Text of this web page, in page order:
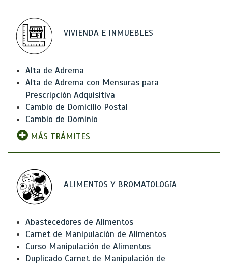
VIVIENDA E INMUEBLES
Alta de Adrema
Alta de Adrema con Mensuras para
Prescripción Adquisitiva
Cambio de Domicilio Postal
Cambio de Dominio
MÁS TRÁMITES
ALIMENTOS Y BROMATOLOGíA
Abastecedores de Alimentos
Carnet de Manipulación de Alimentos
Curso Manipulación de Alimentos
Duplicado Carnet de Manipulación de